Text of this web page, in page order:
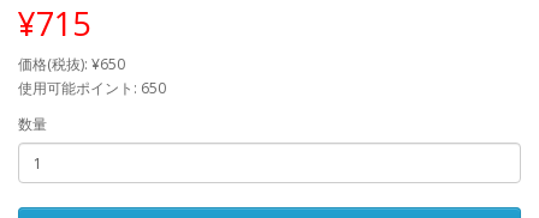
¥715
価格(税抜): ¥650
使用可能ポイント: 650
数量